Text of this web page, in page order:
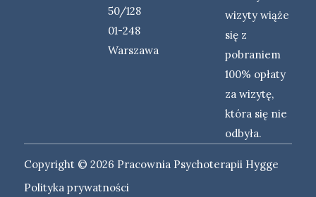
50/128
01-248
Warszawa
wizyty wiąże
się z
pobraniem
100% opłaty
za wizytę,
która się nie
odbyła.
Copyright © 2026 Pracownia Psychoterapii Hygge
Polityka prywatności